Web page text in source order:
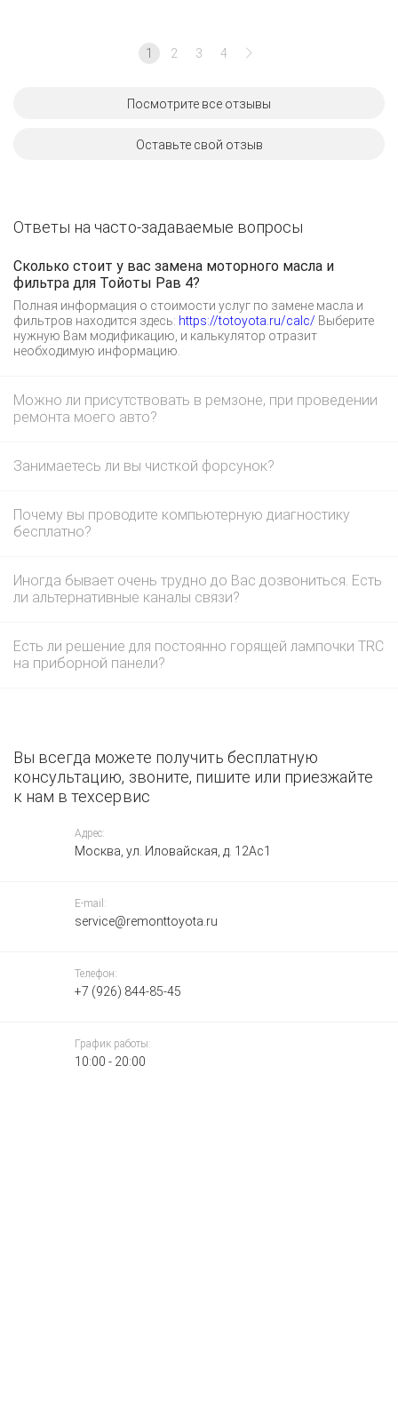
1 2 3 4
Посмотрите все отзывы
Оставьте свой отзыв
Ответы на часто-задаваемые вопросы
Сколько стоит у вас замена моторного масла и
фильтра для Тойоты Рав 4?
Полная информация о стоимости услуг по замене масла и
фильтров находится здесь: https://totoyota.ru/calc/ Выберите
нужную Вам модификацию, и калькулятор отразит
необходимую информацию.
Можно ли присутствовать в ремзоне, при проведении
ремонта моего авто?
Занимаетесь ли вы чисткой форсунок?
Почему вы проводите компьютерную диагностику
бесплатно?
Иногда бывает очень трудно до Вас дозвониться. Есть
ли альтернативные каналы связи?
Есть ли решение для постоянно горящей лампочки TRC
на приборной панели?
Вы всегда можете получить бесплатную
консультацию, звоните, пишите или приезжайте
к нам в техсервис
Адрес:
Москва, ул. Иловайская, д. 12Ас1
E-mail:
service@remonttoyota.ru
Телефон:
+7 (926) 844-85-45
График работы:
10:00 - 20:00